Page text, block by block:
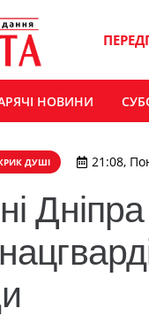
НОВИНИ
ДУШІ 21:08,